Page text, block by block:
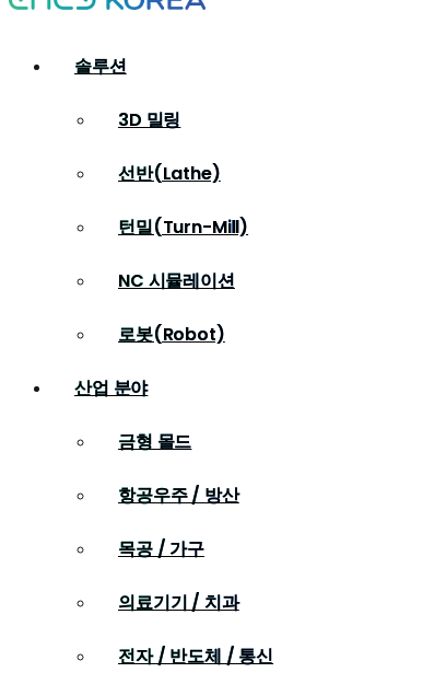
솔루션
3D 밀링
선반(Lathe)
턴밀(Turn-Mill)
NC 시뮬레이션
로봇(Robot)
산업 분야
금형 몰드
항공우주 / 방산
목공 / 가구
의료기기 / 치과
전자 / 반도체 / 통신